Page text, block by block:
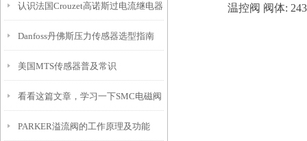
认识法国Crouzet高诺斯过电流继电器
Danfoss丹佛斯压力传感器选型指南
美国MTS传感器普及常识
看看这篇文章，学习一下SMC电磁阀
的使用
PARKER溢流阀的工作原理及功能
温控阀 阀体: